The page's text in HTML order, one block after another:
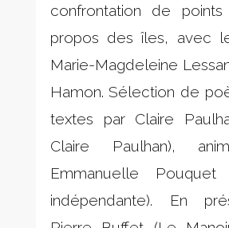
confrontation de
propos des îles, avec
Marie-Magdeleine
Hamon. Sélection de
textes par Claire
Claire Paulhan),
Emmanuelle Pouquet
indépendante). En